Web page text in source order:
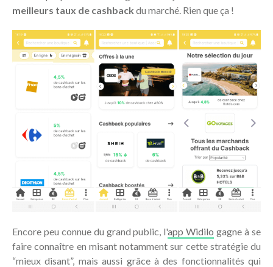
meilleurs taux de cashback du marché. Rien que ça !
Encore peu connue du grand public, l'app Widilo gagne à se
faire connaître en misant notamment sur cette stratégie du
“mieux disant”, mais aussi grâce à des fonctionnalités qui